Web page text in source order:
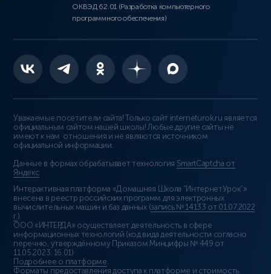
ОКВЭД 62.01 (Разработка компьютерного
программного обеспечения)
Уважаемые посетители сайта! Только сайт interneturok.ru является
официальным сайтом нашей школы! Любые другие сайты не
имеют к нам отношения и не являются источником
официальной информации.
Данные в формах обрабатывает технология SmartCaptcha от
Яндекс
Интерактивная платформа «Домашняя Школа “ИнтернетУрок”»
внесена в реестр российских программ для электронных
вычислительных машин и баз данных (запись № 14133 от 01.07.2022
г.).
ООО «ИНТЕРДА» осуществляет деятельность в сфере
информационных технологий (код вида деятельности согласно
перечню, утверждённому Приказом Минцифры № 449 от
11.05.2023: 16.01)
Подробнее о платформе.
Форматы предоставления доступа к платформе и стоимость.